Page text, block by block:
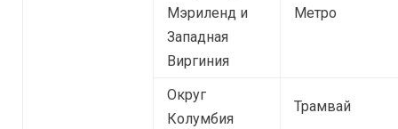
Мэриленд и
Западная
Виргиния
Метро
Округ
Колумбия
Трамвай